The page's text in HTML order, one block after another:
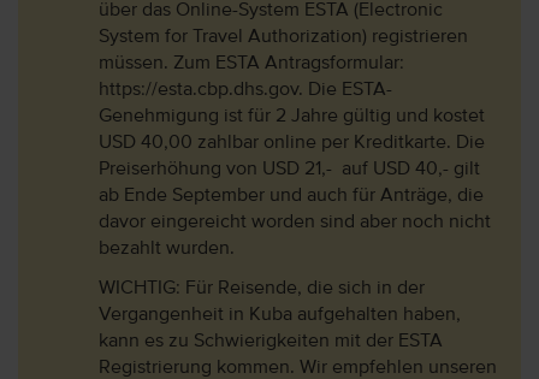
über das Online-System ESTA (Electronic
System for Travel Authorization) registrieren
müssen. Zum ESTA Antragsformular:
https://esta.cbp.dhs.gov. Die ESTA-
Genehmigung ist für 2 Jahre gültig und kostet
USD 40,00 zahlbar online per Kreditkarte. Die
Preiserhöhung von USD 21,- auf USD 40,- gilt
ab Ende September und auch für Anträge, die
davor eingereicht worden sind aber noch nicht
bezahlt wurden.
WICHTIG: Für Reisende, die sich in der
Vergangenheit in Kuba aufgehalten haben,
kann es zu Schwierigkeiten mit der ESTA
Registrierung kommen. Wir empfehlen unseren